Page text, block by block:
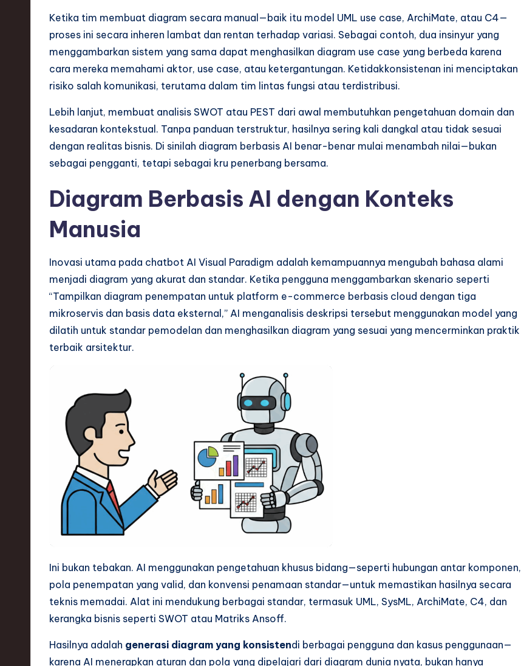
ft
w
Ketika tim membuat diagram secara manual—baik itu model UML use case, ArchiMate, atau C4—
proses ini secara inheren lambat dan rentan terhadap variasi. Sebagai contoh, dua insinyur yang
menggambarkan sistem yang sama dapat menghasilkan diagram use case yang berbeda karena
cara mereka memahami aktor, use case, atau ketergantungan. Ketidakkonsistenan ini menciptakan
risiko salah komunikasi, terutama dalam tim lintas fungsi atau terdistribusi.
Lebih lanjut, membuat analisis SWOT atau PEST dari awal membutuhkan pengetahuan domain dan
kesadaran kontekstual. Tanpa panduan terstruktur, hasilnya sering kali dangkal atau tidak sesuai
dengan realitas bisnis. Di sinilah diagram berbasis AI benar-benar mulai menambah nilai—bukan
sebagai pengganti, tetapi sebagai kru penerbang bersama.
Diagram Berbasis AI dengan Konteks
Manusia
Inovasi utama pada chatbot AI Visual Paradigm adalah kemampuannya mengubah bahasa alami
menjadi diagram yang akurat dan standar. Ketika pengguna menggambarkan skenario seperti
“Tampilkan diagram penempatan untuk platform e-commerce berbasis cloud dengan tiga
mikroservis dan basis data eksternal,” AI menganalisis deskripsi tersebut menggunakan model yang
dilatih untuk standar pemodelan dan menghasilkan diagram yang sesuai yang mencerminkan praktik
terbaik arsitektur.
Ini bukan tebakan. AI menggunakan pengetahuan khusus bidang—seperti hubungan antar komponen,
pola penempatan yang valid, dan konvensi penamaan standar—untuk memastikan hasilnya secara
teknis memadai. Alat ini mendukung berbagai standar, termasuk UML, SysML, ArchiMate, C4, dan
kerangka bisnis seperti SWOT atau Matriks Ansoff.
Hasilnya adalah generasi diagram yang konsistendi berbagai pengguna dan kasus penggunaan—
karena AI menerapkan aturan dan pola yang dipelajari dari diagram dunia nyata, bukan hanya